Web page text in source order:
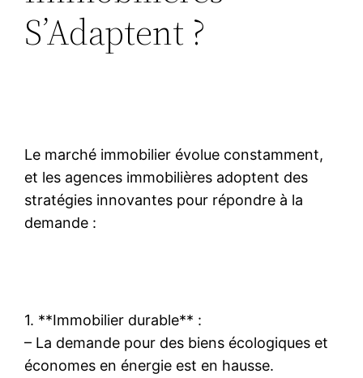
S’Adaptent ?
Le marché immobilier évolue constamment,
et les agences immobilières adoptent des
stratégies innovantes pour répondre à la
demande :
1. **Immobilier durable** :
– La demande pour des biens écologiques et
économes en énergie est en hausse.